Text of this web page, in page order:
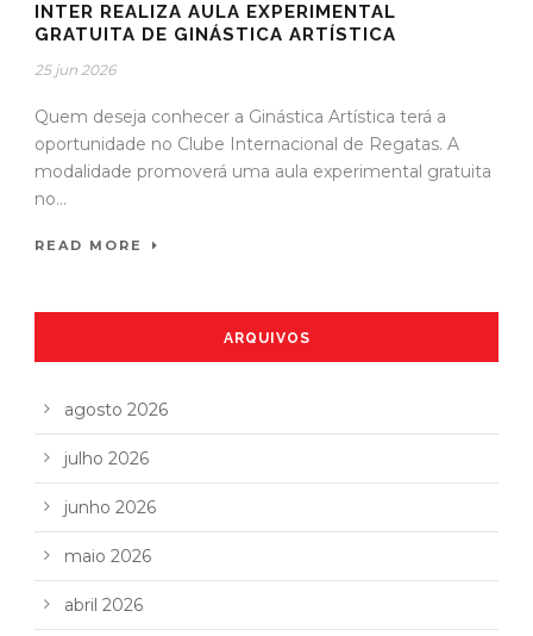
INTER REALIZA AULA EXPERIMENTAL
GRATUITA DE GINÁSTICA ARTÍSTICA
25 jun 2026
Quem deseja conhecer a Ginástica Artística terá a
oportunidade no Clube Internacional de Regatas. A
modalidade promoverá uma aula experimental gratuita
no...
READ MORE
ARQUIVOS
agosto 2026
julho 2026
junho 2026
maio 2026
abril 2026